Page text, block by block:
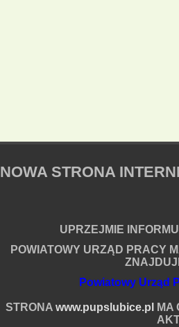
NOWA STRONA
UPRZEJMIE
POWIATOWY URZĄD PRACY
Powiatowy Urząd
STRONA www.pupslubice.pl
MA